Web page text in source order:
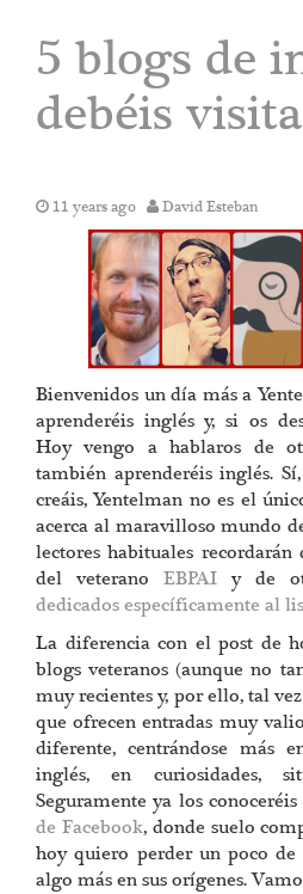
5 blogs de
debéis
11 years ago David Esteban
Bienvenidos un día más a
aprenderéis inglés y, si os
Hoy vengo a hablaros de
también aprenderéis inglés.
creáis, Yentelman no es el
acerca al maravilloso mundo
lectores habituales
del veterano EBPAI y de
dedicados específicamente al
La diferencia con el post de
blogs veteranos (aunque no
muy recientes y, por ello, tal
que ofrecen entradas muy
diferente, centrándose más
inglés, en curiosidades,
Seguramente ya los
de Facebook, donde suelo
hoy quiero perder un poco
algo más en sus orígenes.